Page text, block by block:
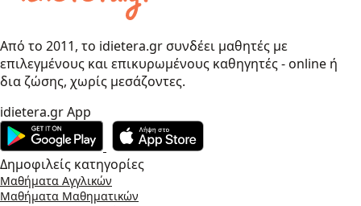
Από το 2011, το idietera.gr συνδέει μαθητές με
επιλεγμένους και επικυρωμένους καθηγητές - online ή
δια ζώσης, χωρίς μεσάζοντες.
idietera.gr App
Δημοφιλείς κατηγορίες
Μαθήματα Αγγλικών
Μαθήματα Μαθηματικών